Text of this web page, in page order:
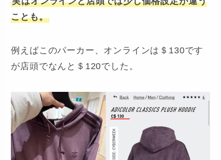
ことも。
例えばこのパーカー、オンラインは＄130です
が店頭でなんと＄120でした。